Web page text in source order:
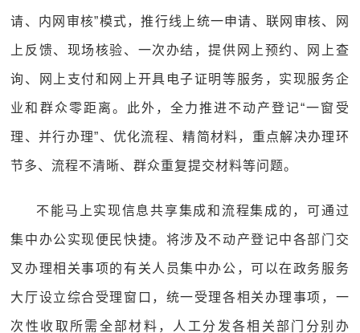
请、内网审核”模式，推行线上统一申请、联网审核、网
上反馈、现场核验、一次办结，提供网上预约、网上查
询、网上支付和网上开具电子证明等服务，实现服务企
业和群众零距离。此外，全力推进不动产登记“一窗受
理、并行办理”、优化流程、精简材料，重点解决办理环
节多、流程不清晰、群众重复提交材料等问题。
不能马上实现信息共享集成和流程集成的，可通过
集中办公实现便民快捷。将涉及不动产登记中各部门交
叉办理相关事项的有关人员集中办公，可以在政务服务
大厅设立综合受理窗口，统一受理各相关办理事项，一
次性收取所需全部材料，人工分发各相关部门分别办